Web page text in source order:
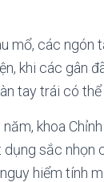
mổ, các
khi các gân
tay trái có
khoa
sắc
hiểm tính